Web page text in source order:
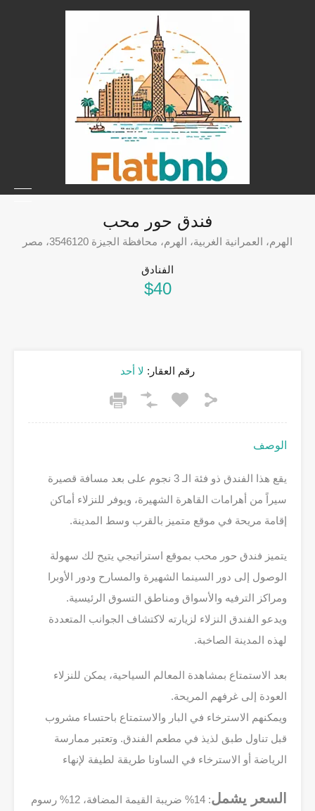
فندق حور محب
الهرم، العمرانية الغربية، الهرم، محافظة الجيزة 3546120، مصر
الفنادق
$40
رقم العقار: لا أحد
الوصف
يقع هذا الفندق ذو فئة الـ 3 نجوم على بعد مسافة قصيرة
سيراً من أهرامات القاهرة الشهيرة، ويوفر للنزلاء أماكن
إقامة مريحة في موقع متميز بالقرب وسط المدينة.
يتميز فندق حور محب بموقع استراتيجي يتيح لك سهولة
الوصول إلى دور السينما الشهيرة والمسارح ودور الأوبرا
ومراكز الترفيه والأسواق ومناطق التسوق الرئيسية.
ويدعو الفندق النزلاء لزيارته لاكتشاف الجوانب المتعددة
لهذه المدينة الصاخبة.
بعد الاستمتاع بمشاهدة المعالم السياحية، يمكن للنزلاء
العودة إلى غرفهم المريحة.
ويمكنهم الاسترخاء في البار والاستمتاع باحتساء مشروب
قبل تناول طبق لذيذ في مطعم الفندق. وتعتبر ممارسة
الرياضة أو الاسترخاء في الساونا طريقة لطيفة لإنهاء
السعر يشمل
: 14% ضريبة القيمة المضافة، 12% رسوم